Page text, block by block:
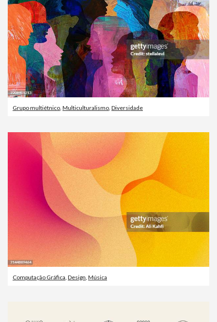
Grupo multiétnico, Multiculturalismo, Diversidade
Computação Gráfica Design Música